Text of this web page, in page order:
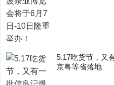
5.17吃货节，又
京粤等省落地